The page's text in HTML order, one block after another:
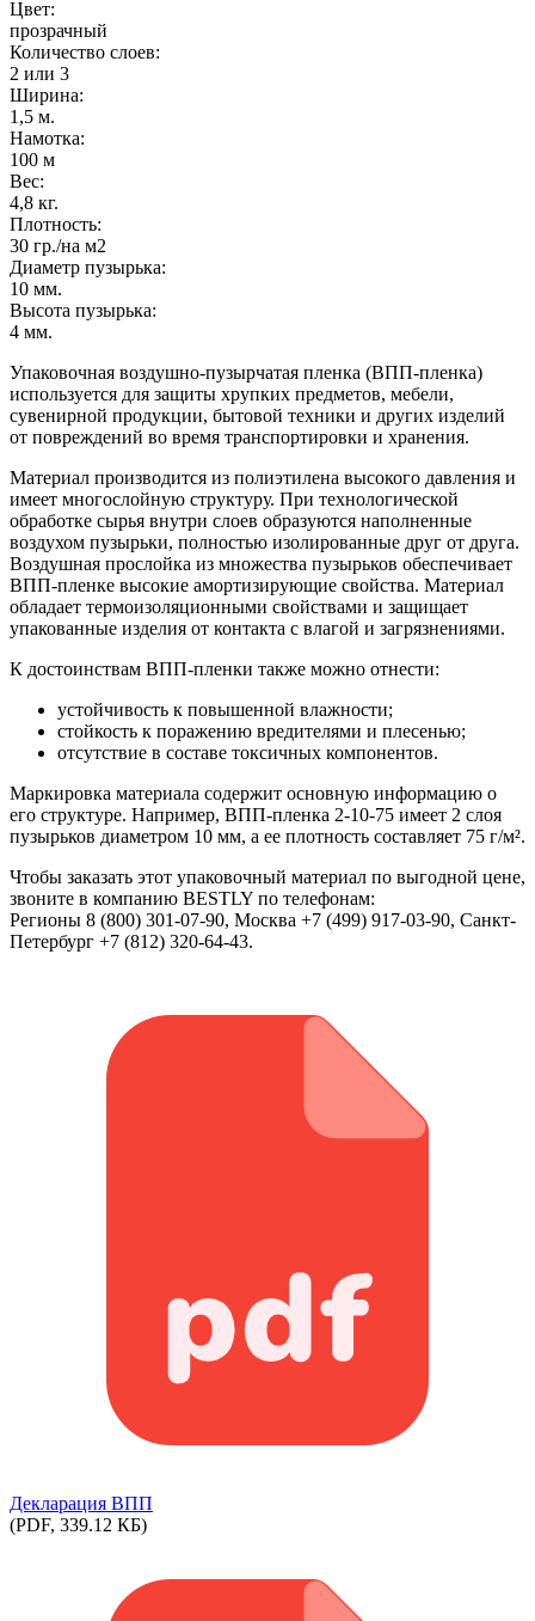
Цвет:
прозрачный
Количество слоев:
2 или 3
Ширина:
1,5 м.
Намотка:
100 м
Вес:
4,8 кг.
Плотность:
30 гр./на м2
Диаметр пузырька:
10 мм.
Высота пузырька:
4 мм.
Упаковочная воздушно-пузырчатая пленка (ВПП-пленка)
используется для защиты хрупких предметов, мебели,
сувенирной продукции, бытовой техники и других изделий
от повреждений во время транспортировки и хранения.
Материал производится из полиэтилена высокого давления и
имеет многослойную структуру. При технологической
обработке сырья внутри слоев образуются наполненные
воздухом пузырьки, полностью изолированные друг от друга.
Воздушная прослойка из множества пузырьков обеспечивает
ВПП-пленке высокие амортизирующие свойства. Материал
обладает термоизоляционными свойствами и защищает
упакованные изделия от контакта с влагой и загрязнениями.
К достоинствам ВПП-пленки также можно отнести:
устойчивость к повышенной влажности;
стойкость к поражению вредителями и плесенью;
отсутствие в составе токсичных компонентов.
Маркировка материала содержит основную информацию о
его структуре. Например, ВПП-пленка 2-10-75 имеет 2 слоя
пузырьков диаметром 10 мм, а ее плотность составляет 75 г/м².
Чтобы заказать этот упаковочный материал по выгодной цене,
звоните в компанию BESTLY по телефонам:
Регионы 8 (800) 301-07-90, Москва +7 (499) 917-03-90, Санкт-
Петербург +7 (812) 320-64-43.
Декларация ВПП
(PDF, 339.12 КБ)